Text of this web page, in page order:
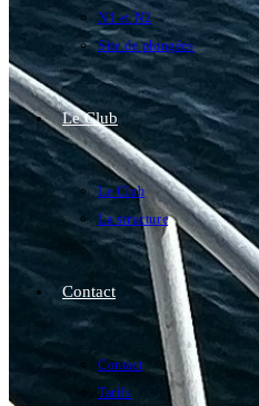
N1 et N2
Site de plongées
Le Club
Le Club
La structure
Contact
Contact
Tarifs